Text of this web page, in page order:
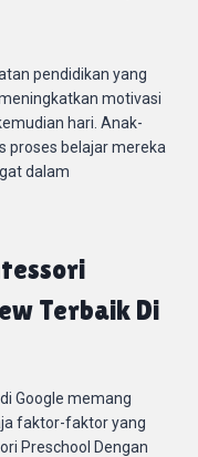
pendidikan yang
motivasi
hari. Anak-
proses belajar mereka
dalam
Terbaik Di
Google memang
faktor-faktor yang
Preschool Dengan